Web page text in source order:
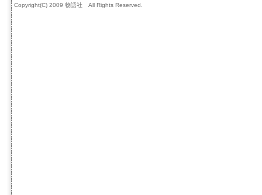
Copyright(C) 2009 物語社 All Rights Reserved.